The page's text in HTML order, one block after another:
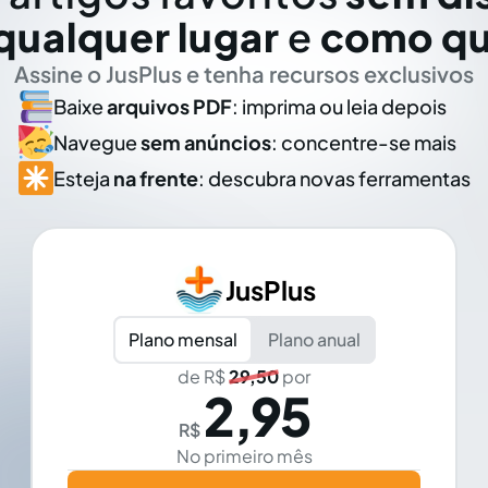
lugar e como
Assine o JusPlus e tenha recursos exclusivos
Baixearquivos PDF: imprima ou leia depois
Naveguesem anúncios: concentre-se mais
Esteja na frente: descubra novas ferramentas
JusPlus
Plano mensal
Plano anual
de R$29,50por
R$ 2,95
No primeiro mês